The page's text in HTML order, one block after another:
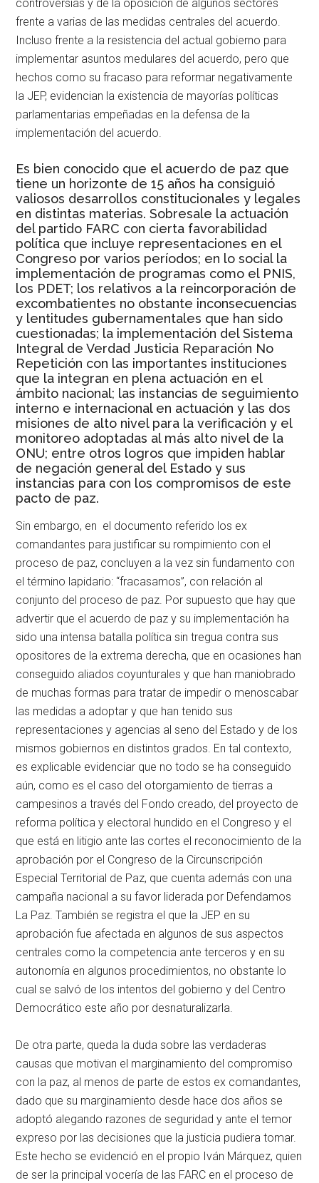
controversias y de la oposición de algunos sectores
frente a varias de las medidas centrales del acuerdo.
Incluso frente a la resistencia del actual gobierno para
implementar asuntos medulares del acuerdo, pero que
hechos como su fracaso para reformar negativamente
la JEP, evidencian la existencia de mayorías políticas
parlamentarias empeñadas en la defensa de la
implementación del acuerdo.
Es bien conocido que el acuerdo de paz que
tiene un horizonte de 15 años ha consiguió
valiosos desarrollos constitucionales y legales
en distintas materias. Sobresale la actuación
del partido FARC con cierta favorabilidad
política que incluye representaciones en el
Congreso por varios períodos; en lo social la
implementación de programas como el PNIS,
los PDET; los relativos a la reincorporación de
excombatientes no obstante inconsecuencias
y lentitudes gubernamentales que han sido
cuestionadas; la implementación del Sistema
Integral de Verdad Justicia Reparación No
Repetición con las importantes instituciones
que la integran en plena actuación en el
ámbito nacional; las instancias de seguimiento
interno e internacional en actuación y las dos
misiones de alto nivel para la verificación y el
monitoreo adoptadas al más alto nivel de la
ONU; entre otros logros que impiden hablar
de negación general del Estado y sus
instancias para con los compromisos de este
pacto de paz.
Sin embargo, en el documento referido los ex
comandantes para justificar su rompimiento con el
proceso de paz, concluyen a la vez sin fundamento con
el término lapidario: “fracasamos”, con relación al
conjunto del proceso de paz. Por supuesto que hay que
advertir que el acuerdo de paz y su implementación ha
sido una intensa batalla política sin tregua contra sus
opositores de la extrema derecha, que en ocasiones han
conseguido aliados coyunturales y que han maniobrado
de muchas formas para tratar de impedir o menoscabar
las medidas a adoptar y que han tenido sus
representaciones y agencias al seno del Estado y de los
mismos gobiernos en distintos grados. En tal contexto,
es explicable evidenciar que no todo se ha conseguido
aún, como es el caso del otorgamiento de tierras a
campesinos a través del Fondo creado, del proyecto de
reforma política y electoral hundido en el Congreso y el
que está en litigio ante las cortes el reconocimiento de la
aprobación por el Congreso de la Circunscripción
Especial Territorial de Paz, que cuenta además con una
campaña nacional a su favor liderada por Defendamos
La Paz. También se registra el que la JEP en su
aprobación fue afectada en algunos de sus aspectos
centrales como la competencia ante terceros y en su
autonomía en algunos procedimientos, no obstante lo
cual se salvó de los intentos del gobierno y del Centro
Democrático este año por desnaturalizarla.
De otra parte, queda la duda sobre las verdaderas
causas que motivan el marginamiento del compromiso
con la paz, al menos de parte de estos ex comandantes,
dado que su marginamiento desde hace dos años se
adoptó alegando razones de seguridad y ante el temor
expreso por las decisiones que la justicia pudiera tomar.
Este hecho se evidenció en el propio Iván Márquez, quien
de ser la principal vocería de las FARC en el proceso de